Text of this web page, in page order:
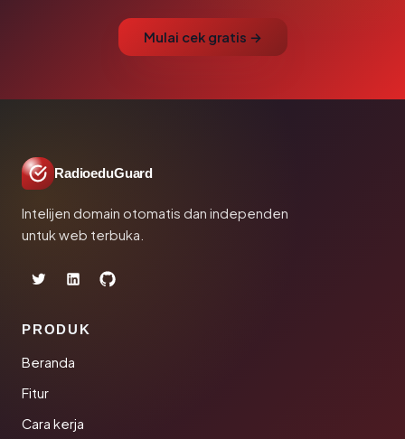
Mulai cek gratis →
RadioeduGuard
Intelijen domain otomatis dan independen
untuk web terbuka.
PRODUK
Beranda
Fitur
Cara kerja